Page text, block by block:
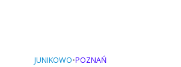
JUNIKOWO•POZNAŃ